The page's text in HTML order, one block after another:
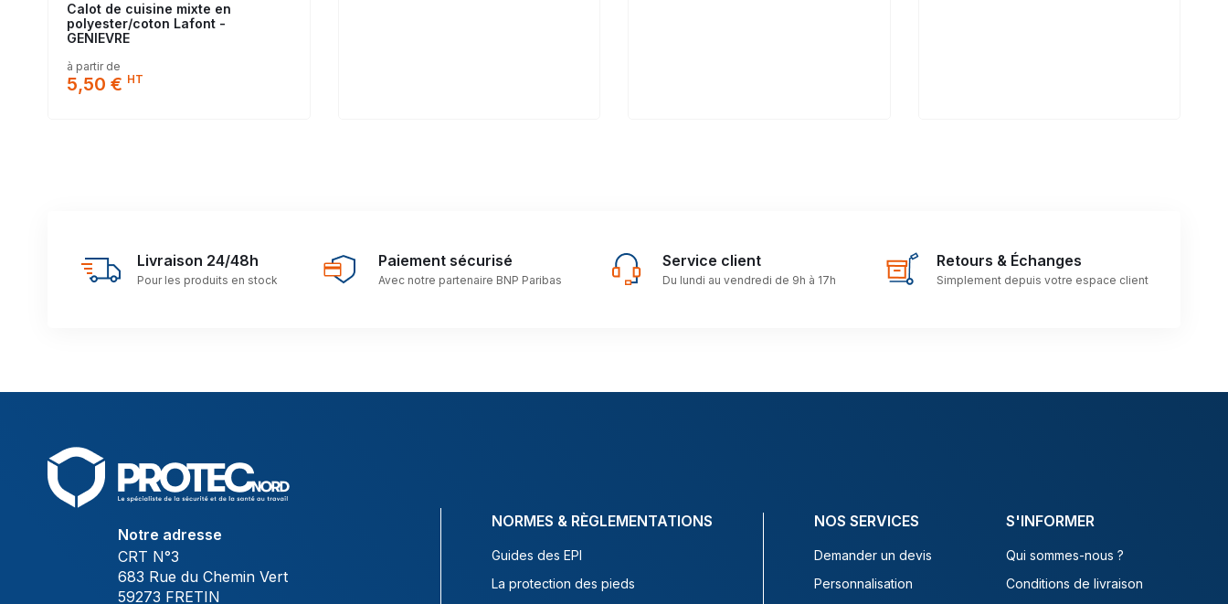
Calot de cuisine mixte en
polyester/coton Lafont -
GENIEVRE
à partir de
5,50 € HT
Livraison 24/48h
Pour les produits en stock
Paiement sécurisé
Avec notre partenaire BNP Paribas
Service client
Du lundi au vendredi de 9h à 17h
Retours & Échanges
Simplement depuis votre espace client
Notre adresse
CRT N°3
683 Rue du Chemin Vert
59273 FRETIN
NORMES & RÈGLEMENTATIONS
Guides des EPI
La protection des pieds
NOS SERVICES
Demander un devis
Personnalisation
S'INFORMER
Qui sommes-nous ?
Conditions de livraison